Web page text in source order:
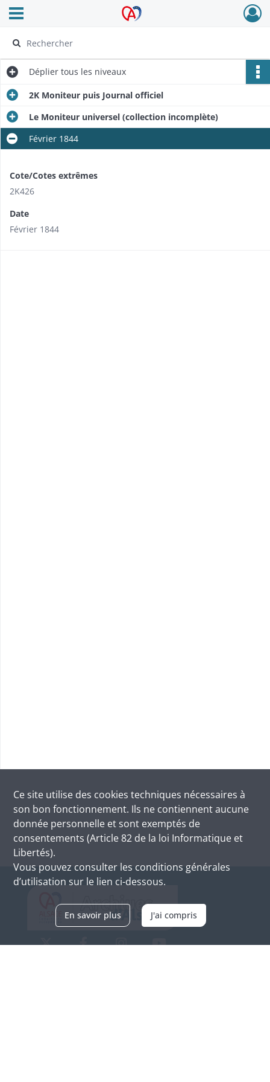
Archives Alsace - Colmar
Ouvrir le menu déroulant
Déplier tous les niveaux
2K Moniteur puis Journal officiel
Le Moniteur universel (collection incomplète)
Février 1844
Cote/Cotes extrêmes
2K426
Date
Février 1844
Ce site utilise des cookies techniques nécessaires à
son bon fonctionnement. Ils ne contiennent aucune
donnée personnelle et sont exemptés de
consentements (Article 82 de la loi Informatique et
Libertés).
Vous pouvez consulter les conditions générales
d’utilisation sur le lien ci-dessous.
En savoir plus J'ai compris